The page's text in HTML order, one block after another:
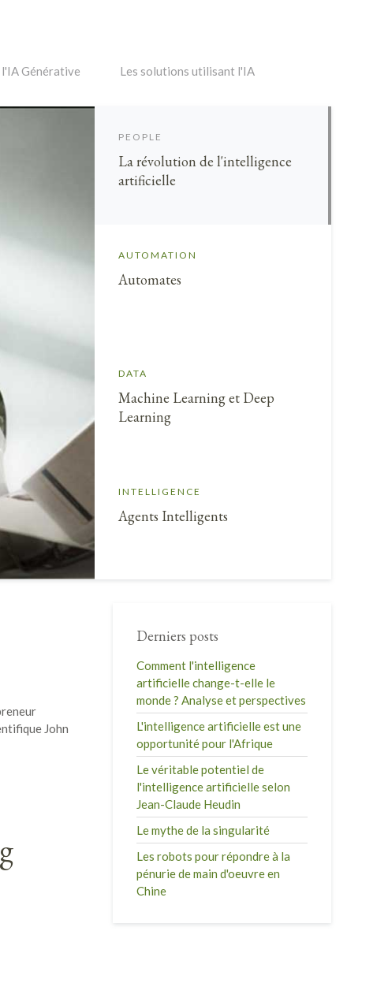
Générative Les solutions utilisant l'IA
PEOPLE
La révolution de l'intelligence
artificielle
AUTOMATION
Automates
DATA
Machine Learning et Deep
Learning
INTELLIGENCE
Agents Intelligents
John
Derniers posts
Comment l'intelligence
artificielle change-t-elle le
monde ? Analyse et perspectives
L'intelligence artificielle est une
opportunité pour l'Afrique
Le véritable potentiel de
l'intelligence artificielle selon
Jean-Claude Heudin
Le mythe de la singularité
Les robots pour répondre à la
pénurie de main d'oeuvre en
Chine